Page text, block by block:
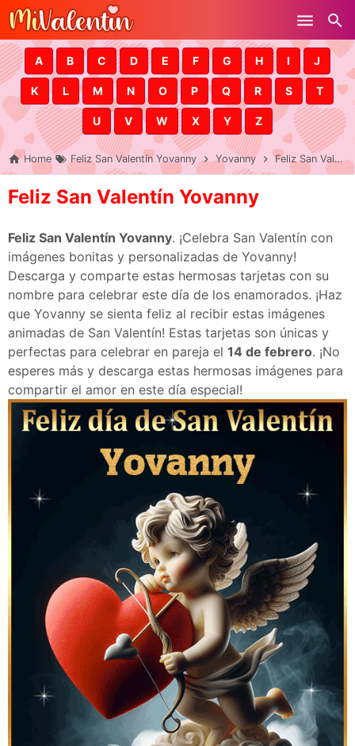
Skip to main content
A B C D E F G H I J
K L M N O P Q R S T
U V W X Y Z
Home Feliz San Valentín Yovanny Yovanny Feliz San Valentín Yovanny
Feliz San Valentín Yovanny
Feliz San Valentín Yovanny. ¡Celebra San Valentín con
imágenes bonitas y personalizadas de Yovanny!
Descarga y comparte estas hermosas tarjetas con su
nombre para celebrar este día de los enamorados. ¡Haz
que Yovanny se sienta feliz al recibir estas imágenes
animadas de San Valentín! Estas tarjetas son únicas y
perfectas para celebrar en pareja el 14 de febrero. ¡No
esperes más y descarga estas hermosas imágenes para
compartir el amor en este día especial!